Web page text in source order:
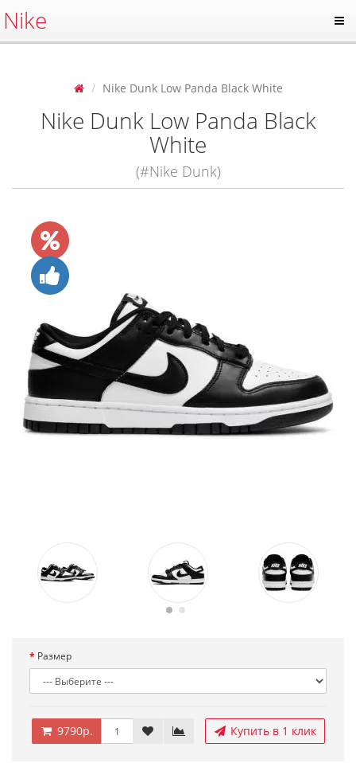
Nike
Nike Dunk Low Panda Black White
Nike Dunk Low Panda Black
White
(#Nike Dunk)
Размер
9790р. Купить в 1 клик